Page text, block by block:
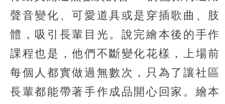
聲音變化、可愛道具或是穿插歌曲、肢
體，吸引長輩目光。說完繪本後的手作
課程也是，他們不斷變化花樣，上場前
每個人都實做過無數次，只為了讓社區
長輩都能帶著手作成品開心回家。繪本